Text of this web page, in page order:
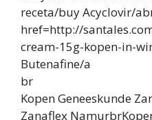
receta/buy Acyclovir/
href=http://
cream-15g-kopen-in-
Butenafine/a
br
Kopen Geneeskunde
Zanaflex